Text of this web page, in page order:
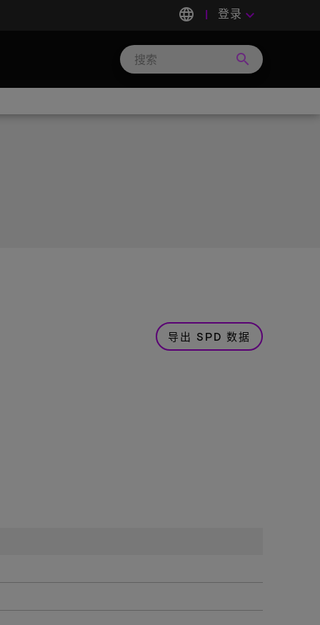
language 登录 keyboard_arrow_down
search
导出 SPD 数据